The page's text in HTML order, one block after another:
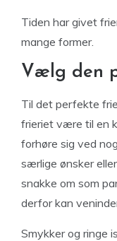
Tiden har givet
mange former.
Vælg den
Til det perfekte
frieriet være til en
forhøre sig ved
særlige ønsker
snakke om som
derfor kan
Smykker og ringe